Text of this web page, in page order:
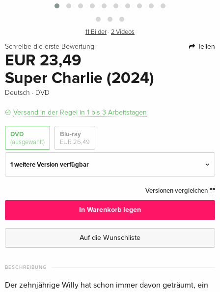
11 Bilder· 2 Videos
Schreibe die erste Bewertung! Teilen
EUR 23,49
Super Charlie (2024)
Deutsch · DVD
Versand in der Regel in 1 bis 3 Arbeitstagen
DVD
(ausgewählt)
Blu-ray
EUR 26,49
1 weitere Version verfügbar
EUR 23,49
Standard Edition
EUR 30,99
Versionen vergleichen
In Warenkorb legen
Auf die Wunschliste
BESCHREIBUNG
Der zehnjährige Willy hat schon immer davon geträumt, ein